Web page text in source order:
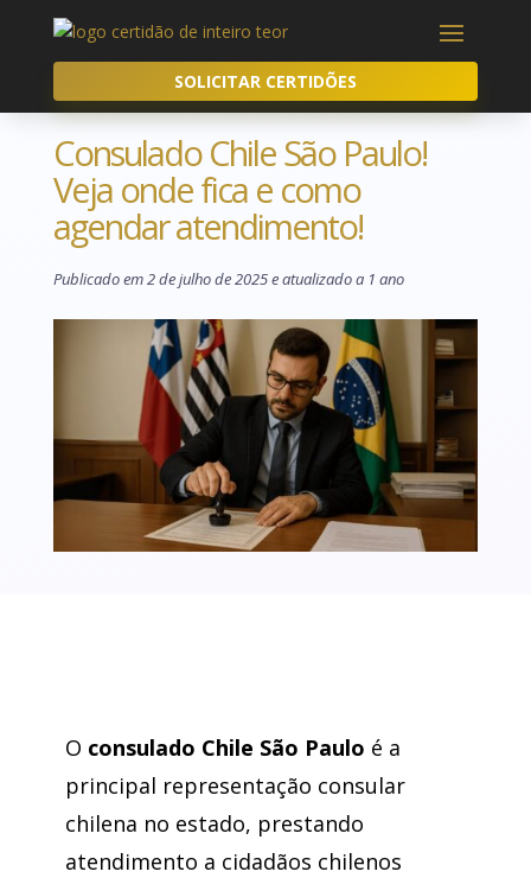
SOLICITAR CERTIDÕES
Consulado Chile São Paulo!
Veja onde fica e como
agendar atendimento!
Publicado em 2 de julho de 2025 e atualizado a 1 ano
O consulado Chile São Paulo é a
principal representação consular
chilena no estado, prestando
atendimento a cidadãos chilenos